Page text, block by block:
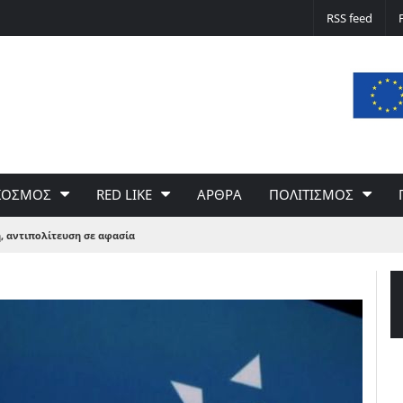
Δε φταίει ο άνεμος… Φταίει η πολιτική
του Γιώργου Σαχίνη
RSS feed
RED LIKE ΑΡΘΡΑ ΠΟΛΙΤΙΣΜΟΣ
αντιπολίτευση σε αφασία